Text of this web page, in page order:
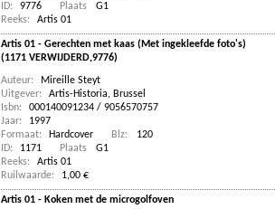
ID:
9776 Plaats
G1
Reeks:
Artis 01
Artis 01 - Gerechten met kaas (Met ingekleefde foto's)
(1171 VERWIJDERD,9776)
Auteur:
Mireille Steyt
Uitgever:
Artis-Historia, Brussel
Isbn:
000140091234 / 9056570757
Jaar:
1997
Formaat:
Hardcover Blz:
120
ID:
1171 Plaats
G1
Reeks:
Artis 01
Ruilwaarde:
1,00 €
Artis 01 - Koken met de microgolfoven